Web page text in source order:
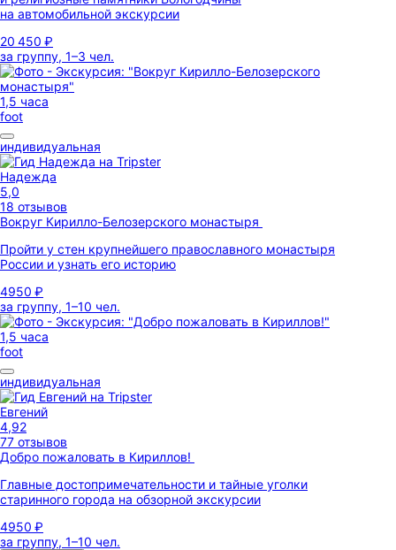
на автомобильной экскурсии
20 450 ₽
за группу, 1–3 чел.
1,5 часа
foot
индивидуальная
Надежда
5,0
18 отзывов
Вокруг Кирилло-Белозерского монастыря
Пройти у стен крупнейшего православного монастыря
России и узнать его историю
4950 ₽
за группу, 1–10 чел.
1,5 часа
foot
индивидуальная
Евгений
4,92
77 отзывов
Добро пожаловать в Кириллов!
Главные достопримечательности и тайные уголки
старинного города на обзорной экскурсии
4950 ₽
за группу, 1–10 чел.